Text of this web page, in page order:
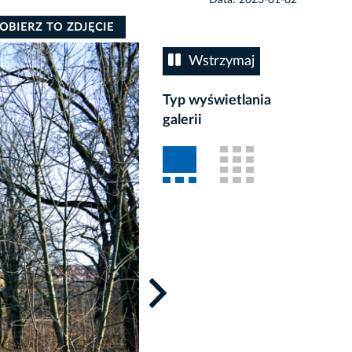
Wstrzymaj
Typ wyświetlania
galerii
TO ZDJĘCIE